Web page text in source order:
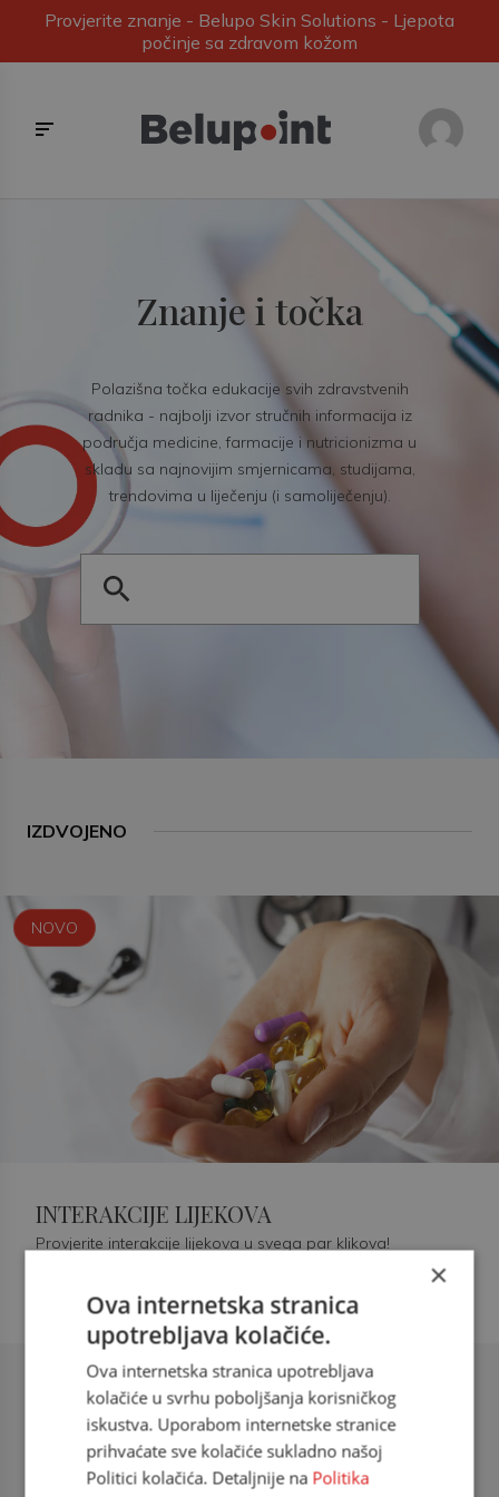
Provjerite znanje - Belupo Skin Solutions - Ljepota
počinje sa zdravom kožom
Znanje i točka
Polazišna točka edukacije svih zdravstvenih
radnika - najbolji izvor stručnih informacija iz
područja medicine, farmacije i nutricionizma u
skladu sa najnovijim smjernicama, studijama,
trendovima u liječenju (i samoliječenju).
IZDVOJENO
Šećerna bolest tip 2 = kardiovaskularna
doc. dr. sc. Višnja Kokić Maleš,
dr.med., specijalististica
NOVO
INTERAKCIJE LIJEKOVA
Provjerite interakcije lijekova u svega par klikova!
×
Ova internetska stranica
upotrebljava kolačiće.
Ova internetska stranica upotrebljava
kolačiće u svrhu poboljšanja korisničkog
iskustva. Uporabom internetske stranice
prihvaćate sve kolačiće sukladno našoj
Politici kolačića. Detaljnije na Politika